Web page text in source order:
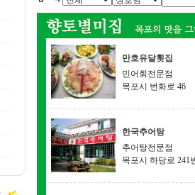
만호유달횟집
민어회전문점
목포시 번화로 46
한국추어탕
추어탕전문점
목포시 하당로 241